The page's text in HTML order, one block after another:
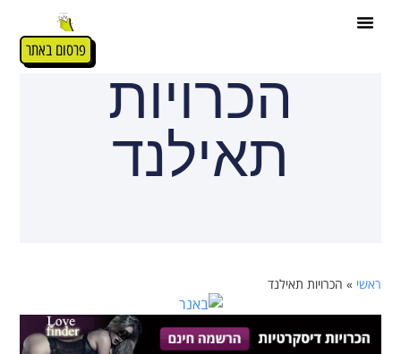
פרסום באתר
הכרויות
תאילנד
ראשי » הכרויות תאילנד